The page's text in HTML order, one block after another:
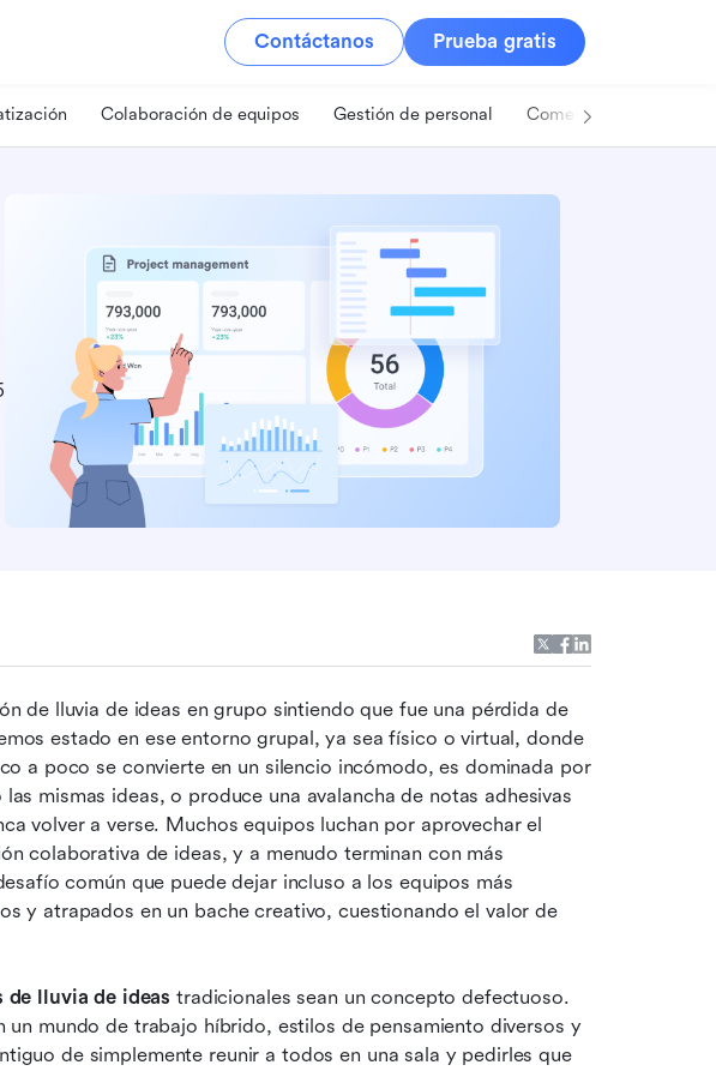
Contáctanos Prueba gratis
Colaboración de equipos Gestión de personal Comercio minorista
de lluvia de ideas en grupo sintiendo que fue una pérdida de
estado en ese entorno grupal, ya sea físico o virtual, donde
a poco se convierte en un silencio incómodo, es dominada por
mismas ideas, o produce una avalancha de notas adhesivas
volver a verse. Muchos equipos luchan por aprovechar el
colaborativa de ideas, y a menudo terminan con más
común que puede dejar incluso a los equipos más
y atrapados en un bache creativo, cuestionando el valor de
de lluvia de ideas tradicionales sean un concepto defectuoso.
un mundo de trabajo híbrido, estilos de pensamiento diversos y
de simplemente reunir a todos en una sala y pedirles que